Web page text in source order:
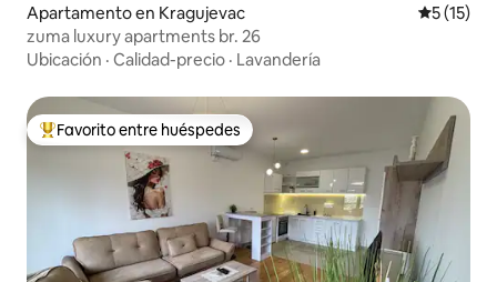
Apartamento en Kragujevac
5 (15)
zuma luxury apartments br. 26
Ubicación · Calidad-precio · Lavandería
Favorito entre huéspedes preferido
Favorito entre huéspedes